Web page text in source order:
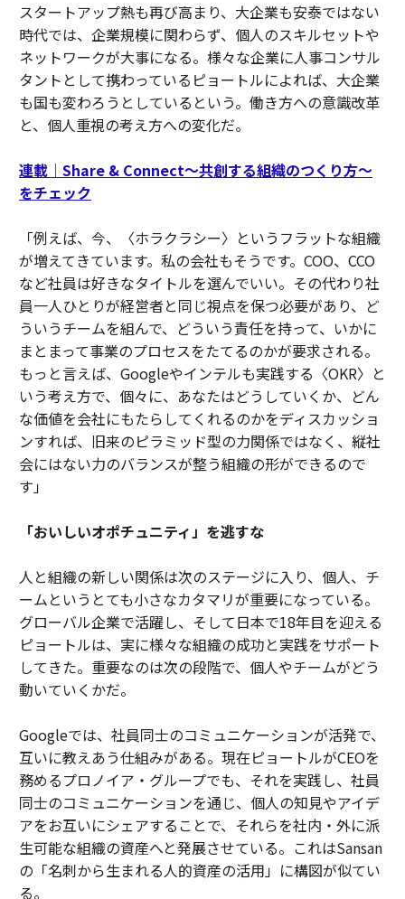
スタートアップ熱も再び高まり、大企業も安泰ではない
時代では、企業規模に関わらず、個人のスキルセットや
ネットワークが大事になる。様々な企業に人事コンサル
タントとして携わっているピョートルによれば、大企業
も国も変わろうとしているという。働き方への意識改革
と、個人重視の考え方への変化だ。
連載｜Share & Connect〜共創する組織のつくり方〜
をチェック
「例えば、今、〈ホラクラシー〉というフラットな組織
が増えてきています。私の会社もそうです。COO、CCO
など社員は好きなタイトルを選んでいい。その代わり社
員一人ひとりが経営者と同じ視点を保つ必要があり、ど
ういうチームを組んで、どういう責任を持って、いかに
まとまって事業のプロセスをたてるのかが要求される。
もっと言えば、Googleやインテルも実践する〈OKR〉と
いう考え方で、個々に、あなたはどうしていくか、どん
な価値を会社にもたらしてくれるのかをディスカッショ
ンすれば、旧来のピラミッド型の力関係ではなく、縦社
会にはない力のバランスが整う組織の形ができるので
す」
「おいしいオポチュニティ」を逃すな
人と組織の新しい関係は次のステージに入り、個人、チ
ームというとても小さなカタマリが重要になっている。
グローバル企業で活躍し、そして日本で18年目を迎える
ピョートルは、実に様々な組織の成功と実践をサポート
してきた。重要なのは次の段階で、個人やチームがどう
動いていくかだ。
Googleでは、社員同士のコミュニケーションが活発で、
互いに教えあう仕組みがある。現在ピョートルがCEOを
務めるプロノイア・グループでも、それを実践し、社員
同士のコミュニケーションを通じ、個人の知見やアイデ
アをお互いにシェアすることで、それらを社内・外に派
生可能な組織の資産へと発展させている。これはSansan
の「名刺から生まれる人的資産の活用」に構図が似てい
る。